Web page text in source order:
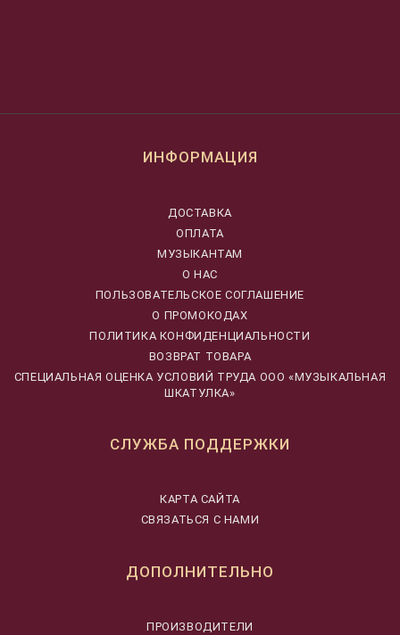
ИНФОРМАЦИЯ
ДОСТАВКА
ОПЛАТА
МУЗЫКАНТАМ
О НАС
ПОЛЬЗОВАТЕЛЬСКОЕ СОГЛАШЕНИЕ
О ПРОМОКОДАХ
ПОЛИТИКА КОНФИДЕНЦИАЛЬНОСТИ
ВОЗВРАТ ТОВАРА
CПЕЦИАЛЬНАЯ ОЦЕНКА УСЛОВИЙ ТРУДА ООО «МУЗЫКАЛЬНАЯ
ШКАТУЛКА»
СЛУЖБА ПОДДЕРЖКИ
КАРТА САЙТА
СВЯЗАТЬСЯ С НАМИ
ДОПОЛНИТЕЛЬНО
ПРОИЗВОДИТЕЛИ